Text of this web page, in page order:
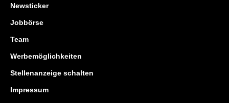
Newsticker
Jobbörse
Team
Werbemöglichkeiten
Stellenanzeige schalten
Impressum